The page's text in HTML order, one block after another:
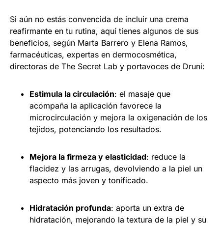
Si aún no estás convencida de incluir una crema
reafirmante en tu rutina, aquí tienes algunos de sus
beneficios, según Marta Barrero y Elena Ramos,
farmacéuticas, expertas en dermocosmética,
directoras de The Secret Lab y portavoces de Druni:
Estimula la circulación: el masaje que
acompaña la aplicación favorece la
microcirculación y mejora la oxigenación de los
tejidos, potenciando los resultados.
Mejora la firmeza y elasticidad: reduce la
flacidez y las arrugas, devolviendo a la piel un
aspecto más joven y tonificado.
Hidratación profunda: aporta un extra de
hidratación, mejorando la textura de la piel y su